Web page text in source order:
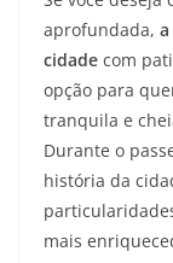
aprofundada,
cidade com
opção para
tranquila e
Durante o
história da
mais